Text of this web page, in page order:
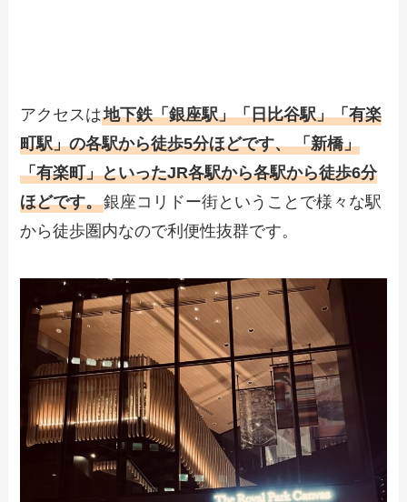
アクセスは地下鉄「銀座駅」「日比谷駅」「有楽
町駅」の各駅から徒歩5分ほどです、 「新橋」
「有楽町」といったJR各駅から各駅から徒歩6分
ほどです。銀座コリドー街ということで様々な駅
から徒歩圏内なので利便性抜群です。